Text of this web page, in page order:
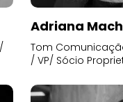
Adriana
Tom
/ VP/ Sócio